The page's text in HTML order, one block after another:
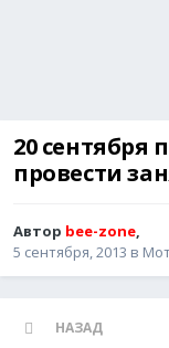
20 сентября
провести
Автор bee-zone,
5 сентября, 2013 в
НАЗАД